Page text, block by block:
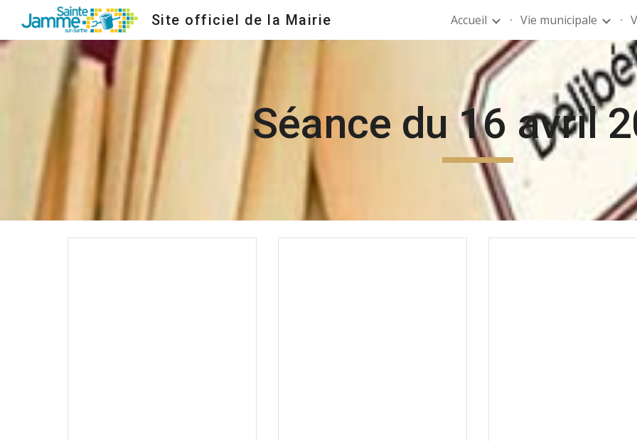
Skip to main content Skip to
Site officiel de la Mairie Accueil Vie municipale
Séance du 16 avril